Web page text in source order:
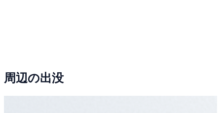
周辺の出没